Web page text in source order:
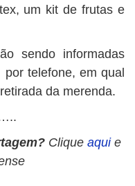
um kit de frutas e
sendo informadas
telefone, em qual
da merenda.
Clique aqui e